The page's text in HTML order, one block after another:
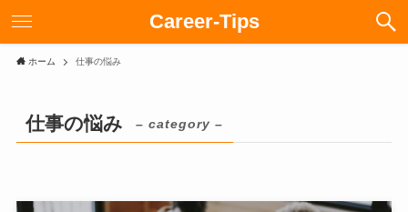
Career-Tips
ホーム 仕事の悩み
仕事の悩み – category –